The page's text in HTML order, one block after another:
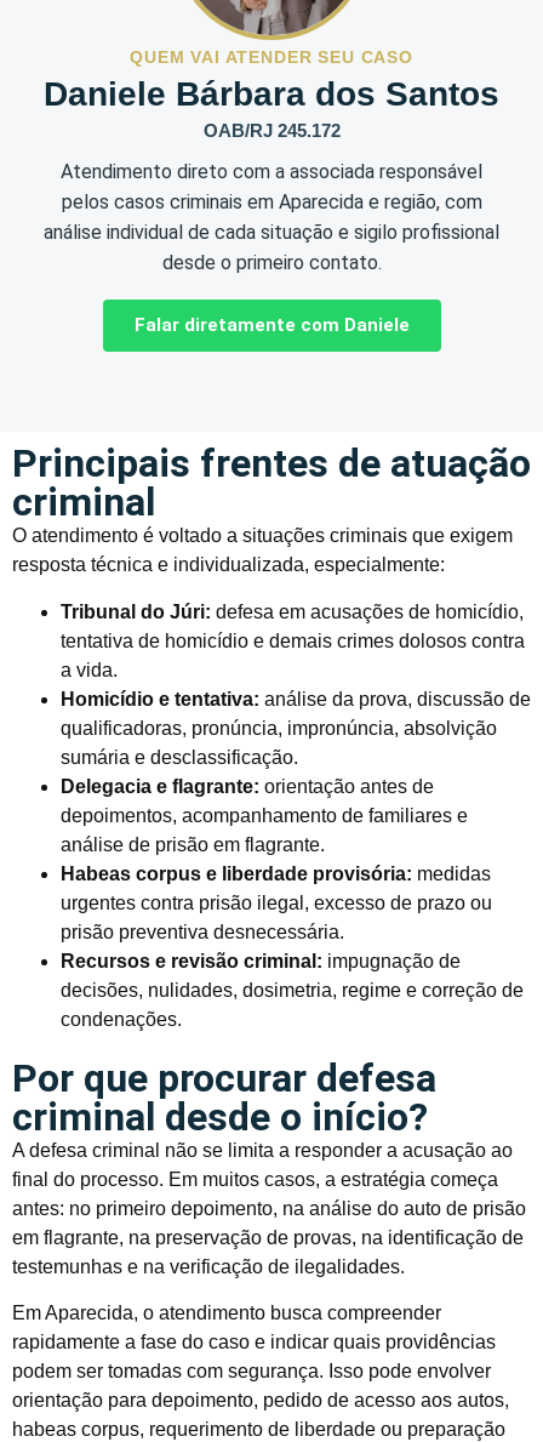
QUEM VAI ATENDER SEU CASO
Daniele Bárbara dos Santos
OAB/RJ 245.172
Atendimento direto com a associada responsável
pelos casos criminais em Aparecida e região, com
análise individual de cada situação e sigilo profissional
desde o primeiro contato.
Falar diretamente com Daniele
Principais frentes de atuação
criminal
O atendimento é voltado a situações criminais que exigem
resposta técnica e individualizada, especialmente:
Tribunal do Júri: defesa em acusações de homicídio,
tentativa de homicídio e demais crimes dolosos contra
a vida.
Homicídio e tentativa: análise da prova, discussão de
qualificadoras, pronúncia, impronúncia, absolvição
sumária e desclassificação.
Delegacia e flagrante: orientação antes de
depoimentos, acompanhamento de familiares e
análise de prisão em flagrante.
Habeas corpus e liberdade provisória: medidas
urgentes contra prisão ilegal, excesso de prazo ou
prisão preventiva desnecessária.
Recursos e revisão criminal: impugnação de
decisões, nulidades, dosimetria, regime e correção de
condenações.
Por que procurar defesa
criminal desde o início?
A defesa criminal não se limita a responder a acusação ao
final do processo. Em muitos casos, a estratégia começa
antes: no primeiro depoimento, na análise do auto de prisão
em flagrante, na preservação de provas, na identificação de
testemunhas e na verificação de ilegalidades.
Em Aparecida, o atendimento busca compreender
rapidamente a fase do caso e indicar quais providências
podem ser tomadas com segurança. Isso pode envolver
orientação para depoimento, pedido de acesso aos autos,
habeas corpus, requerimento de liberdade ou preparação